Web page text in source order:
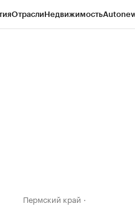
ОтраслиНедвижимость
Пермский край